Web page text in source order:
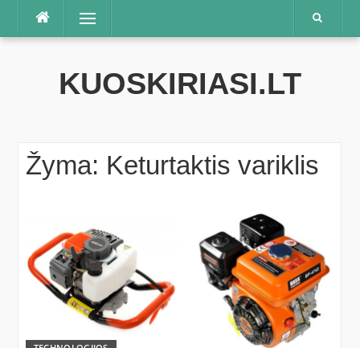
Praleisti
Meniu
KUOSKIRIASI.LT
Žyma: Keturtaktis variklis